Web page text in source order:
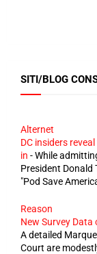
SITI/BLOG
Alternet
DC insiders
in -While
President Donald
"Pod Save
Reason
New Survey Data
A detailed
Court are